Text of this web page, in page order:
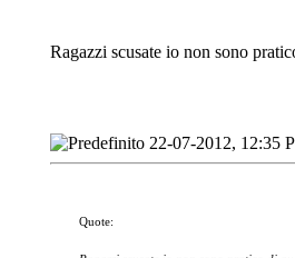
Ragazzi scusate io non sono
22-07-2012, 12:35
Quote: